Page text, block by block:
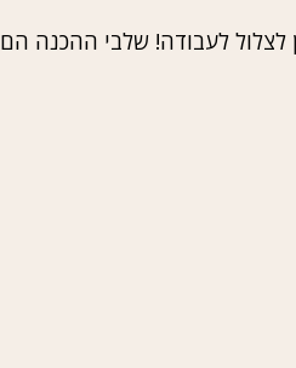
לצלול לעבודה! שלבי ההכנה הם